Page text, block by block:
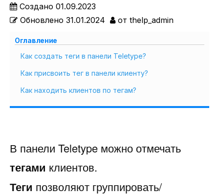
Создано 01.09.2023
Обновлено 31.01.2024 от thelp_admin
Оглавление
Как создать теги в панели Teletype?
Как присвоить тег в панели клиенту?
Как находить клиентов по тегам?
В панели Teletype можно отмечать
тегами клиентов.
Теги позволяют группировать/